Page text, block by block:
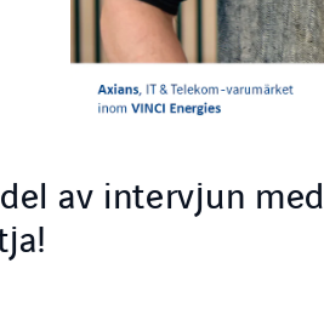
av intervjun med